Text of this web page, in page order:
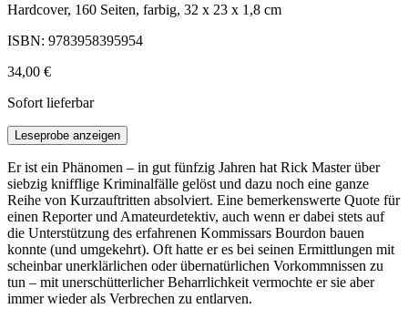
Hardcover, 160 Seiten, farbig, 32 x 23 x 1,8 cm
ISBN: 9783958395954
34,00 €
Sofort lieferbar
Leseprobe anzeigen
Er ist ein Phänomen – in gut fünfzig Jahren hat Rick Master über
siebzig knifflige Kriminalfälle gelöst und dazu noch eine ganze
Reihe von Kurzauftritten absolviert. Eine bemerkenswerte Quote für
einen Reporter und Amateurdetektiv, auch wenn er dabei stets auf
die Unterstützung des erfahrenen Kommissars Bourdon bauen
konnte (und umgekehrt). Oft hatte er es bei seinen Ermittlungen mit
scheinbar unerklärlichen oder übernatürlichen Vorkommnissen zu
tun – mit unerschütterlicher Beharrlichkeit vermochte er sie aber
immer wieder als Verbrechen zu entlarven.